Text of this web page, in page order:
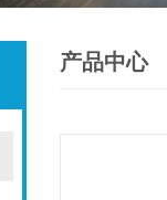
产品中心